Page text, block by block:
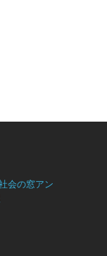
会の窓アン